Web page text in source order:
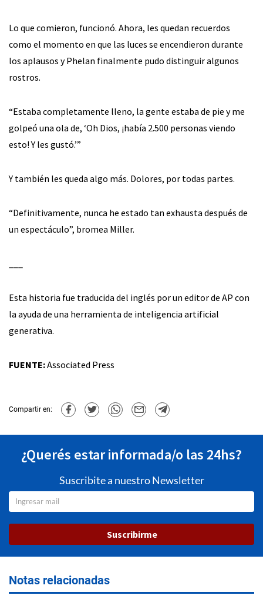
Lo que comieron, funcionó. Ahora, les quedan recuerdos
como el momento en que las luces se encendieron durante
los aplausos y Phelan finalmente pudo distinguir algunos
rostros.
“Estaba completamente lleno, la gente estaba de pie y me
golpeó una ola de, ‘Oh Dios, ¡había 2.500 personas viendo
esto! Y les gustó.’”
Y también les queda algo más. Dolores, por todas partes.
“Definitivamente, nunca he estado tan exhausta después de
un espectáculo”, bromea Miller.
Esta historia fue traducida del inglés por un editor de AP con
la ayuda de una herramienta de inteligencia artificial
generativa.
FUENTE:Associated Press
Compartir en:
¿Querés estar informada/o las 24hs?
Suscribite a nuestro Newsletter
Suscribirme
Notas relacionadas